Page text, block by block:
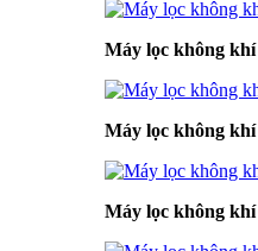
Máy lọc không
Máy lọc không
Máy lọc không